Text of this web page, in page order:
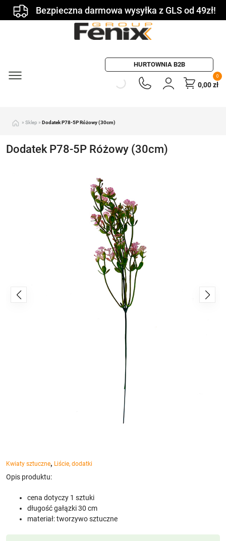
Bezpieczna darmowa wysyłka z GLS od 49zł!
HURTOWNIA B2B
0
0,00zł
» Sklep » Dodatek P78-5P Różowy (30cm)
Dodatek P78-5P Różowy (30cm)
Kwiaty sztuczne, Liście, dodatki
Opis produktu:
cena dotyczy 1 sztuki
długość gałązki 30 cm
materiał: tworzywo sztuczne